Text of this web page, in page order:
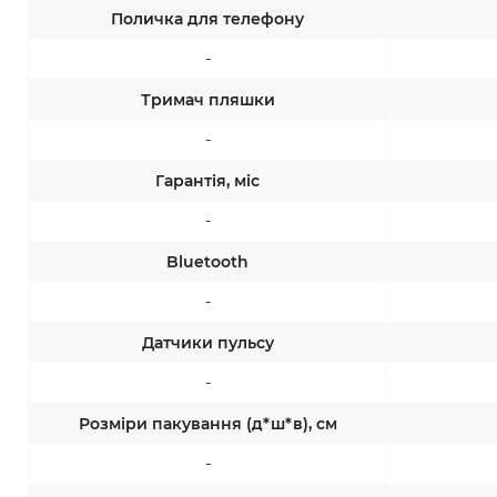
Поличка для телефону
-
Тримач пляшки
-
Гарантія, міс
-
Bluetooth
-
Датчики пульсу
-
Розміри пакування (д*ш*в), см
-